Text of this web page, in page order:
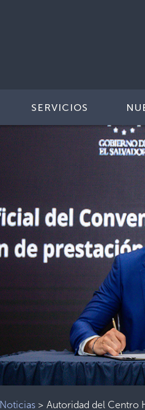
SERVICIOS
Noticias> Autoridad del Centro